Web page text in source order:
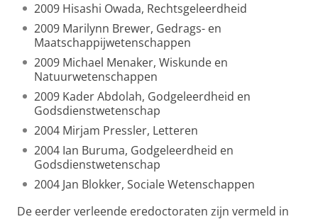
2009 Hisashi Owada, Rechtsgeleerdheid
2009 Marilynn Brewer, Gedrags- en
Maatschappijwetenschappen
2009 Michael Menaker, Wiskunde en
Natuurwetenschappen
2009 Kader Abdolah, Godgeleerdheid en
Godsdienstwetenschap
2004 Mirjam Pressler, Letteren
2004 Ian Buruma, Godgeleerdheid en
Godsdienstwetenschap
2004 Jan Blokker, Sociale Wetenschappen
De eerder verleende eredoctoraten zijn vermeld in